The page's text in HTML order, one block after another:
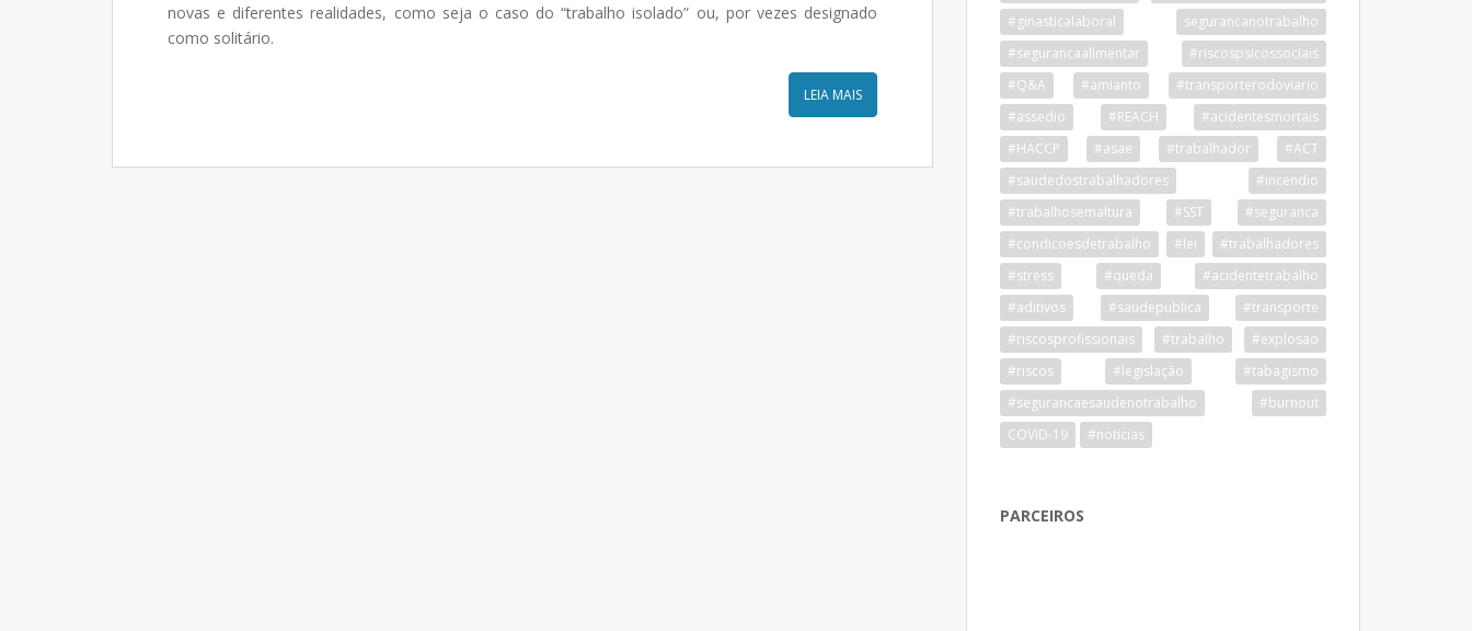
novas e diferentes realidades, como seja o caso do “trabalho isolado” ou, por vezes designado
como solitário.
LEIA MAIS
#ginasticalaboral
segurancanotrabalho
#segurancaalimentar
#riscospsicossociais
#Q&A
#amianto
#transporterodoviario
#assedio
#REACH
#acidentesmortais
#HACCP
#asae #trabalhador
#ACT
#saudedostrabalhadores
#incendio
#trabalhosemaltura
#SST
#seguranca
#condicoesdetrabalho
#lei
#trabalhadores
#stress
#queda
#acidentetrabalho
#aditivos
#saudepublica
#transporte
#riscosprofissionais
#trabalho
#explosao
#riscos
#legislação
#tabagismo
#segurancaesaudenotrabalho
#burnout
COVID-19
#noticias
PARCEIROS